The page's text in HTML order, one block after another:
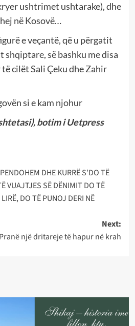
ushtrimet ushtarake), dhe
në Kosovë…
e veçantë, që u përgatit
shqiptare, së bashku me disa
cilët Sali Çeku dhe Zahir
si e kam njohur
botim i Uetpress
DHE KURRË S’DO TË
VUAJTJES SË DËNIMIT DO TË
DO TË PUNOJ DERI NË
Next:
Pranë një dritareje të hapur në krah